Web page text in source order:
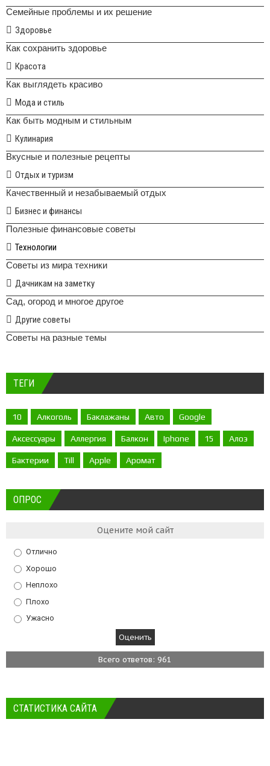
Семейные проблемы и их решение
Здоровье
Как сохранить здоровье
Красота
Как выглядеть красиво
Мода и стиль
Как быть модным и стильным
Кулинария
Вкусные и полезные рецепты
Отдых и туризм
Качественный и незабываемый отдых
Бизнес и финансы
Полезные финансовые советы
Технологии
Советы из мира техники
Дачникам на заметку
Сад, огород и многое другое
Другие советы
Советы на разные темы
ТЕГИ
10 Алкоголь Баклажаны Авто Google
Аксессуары Аллергия Балкон Iphone 15 Алоэ
Бактерии Till Apple Аромат
ОПРОС
Оцените мой сайт
Отлично
Хорошо
Неплохо
Плохо
Ужасно
Всего ответов: 961
СТАТИСТИКА САЙТА